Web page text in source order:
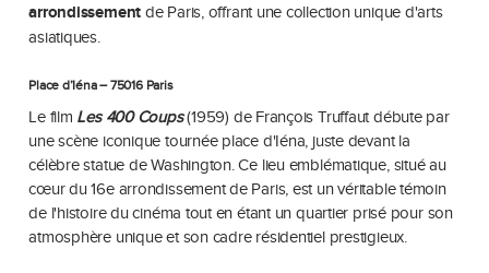
arrondissement de Paris, offrant une collection unique d'arts
asiatiques.
Place d’Iéna – 75016 Paris
Le film Les 400 Coups(1959) de François Truffaut débute par
une scène iconique tournée place d'Iéna, juste devant la
célèbre statue de Washington. Ce lieu emblématique, situé au
cœur du 16e arrondissement de Paris, est un véritable témoin
de l'histoire du cinéma tout en étant un quartier prisé pour son
atmosphère unique et son cadre résidentiel prestigieux.